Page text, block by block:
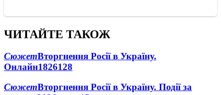
ЧИТАЙТЕ ТАКОЖ
СюжетВторгнення Росії в Україну.
Онлайн1826128
СюжетВторгнення Росії в Україну. Події за